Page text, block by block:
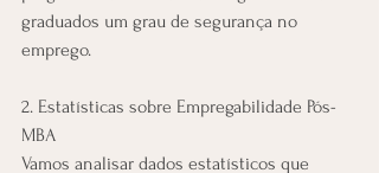
graduados um grau de segurança no
emprego.
2. Estatísticas sobre Empregabilidade Pós-
MBA
Vamos analisar dados estatísticos que